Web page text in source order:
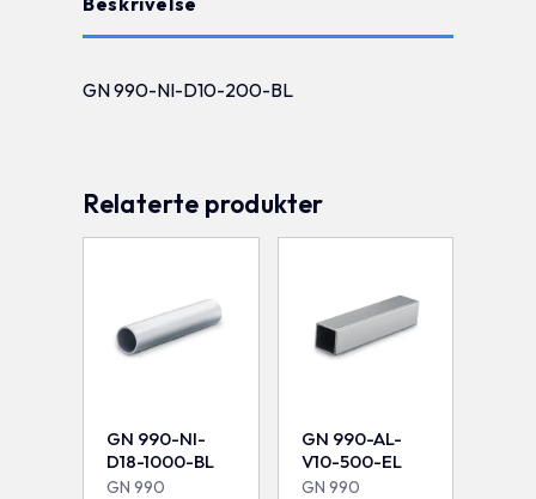
GN 990-NI-D10-200-BL
Relaterte produkter
GN 990-NI-
D18-1000-BL
GN 990
GN 990-AL-
V10-500-EL
GN 990